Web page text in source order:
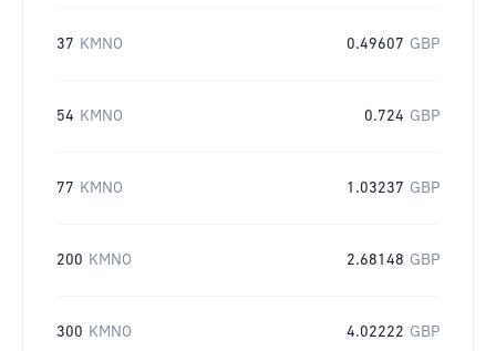
37 KMNO 0.49607 GBP
54 KMNO 0.724 GBP
77 KMNO 1.03237 GBP
200 KMNO 2.68148 GBP
300 KMNO 4.02222 GBP